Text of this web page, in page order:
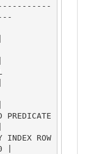
ROW
|